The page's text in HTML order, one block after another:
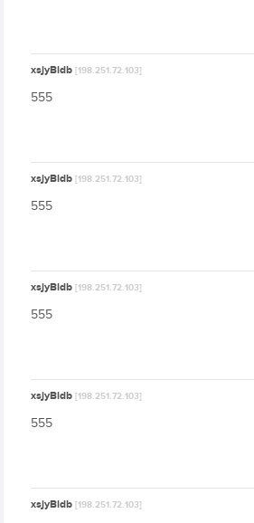
xsjyBldb[198.251.72.103]
555
xsjyBldb[198.251.72.103]
555
xsjyBldb[198.251.72.103]
555
xsjyBldb[198.251.72.103]
555
xsjyBldb[198.251.72.103]